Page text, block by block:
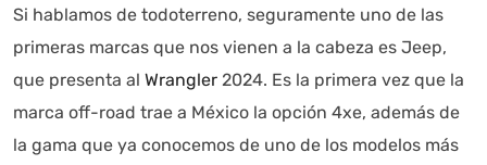
Si hablamos de todoterreno, seguramente uno de las
primeras marcas que nos vienen a la cabeza es Jeep,
que presenta al Wrangler 2024. Es la primera vez que la
marca off-road trae a México la opción 4xe, además de
la gama que ya conocemos de uno de los modelos más